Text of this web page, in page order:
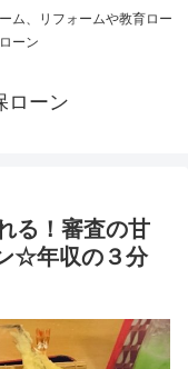
ム、リフォームや教育ロー
ーン
ローン
る！審査の甘
☆年収の３分